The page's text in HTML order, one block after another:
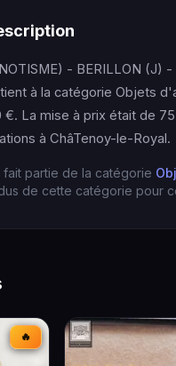
- BERILLON (J)
à la catégorie Objets
€. La mise à prix était de
à ChâTenoy-le-Royal.
fait partie de la catégorie
de cette catégorie pour
🔥